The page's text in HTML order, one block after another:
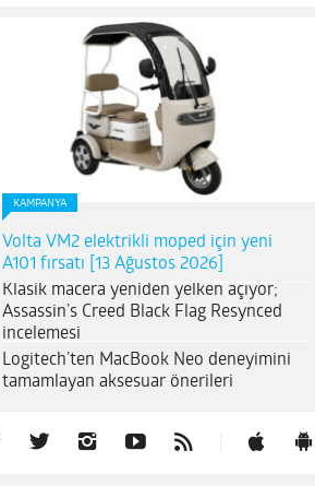
KAMPANYA
Volta VM2 elektrikli moped için yeni
A101 fırsatı [13 Ağustos 2026]
Klasik macera yeniden yelken açıyor;
Assassin’s Creed Black Flag Resynced
incelemesi
Logitech’ten MacBook Neo deneyimini
tamamlayan aksesuar önerileri